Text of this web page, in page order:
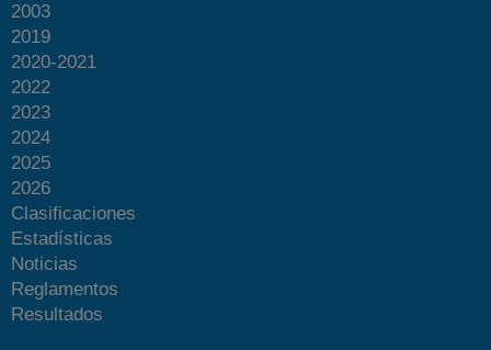
2003
2019
2020-2021
2022
2023
2024
2025
2026
Clasificaciones
Estadísticas
Noticias
Reglamentos
Resultados